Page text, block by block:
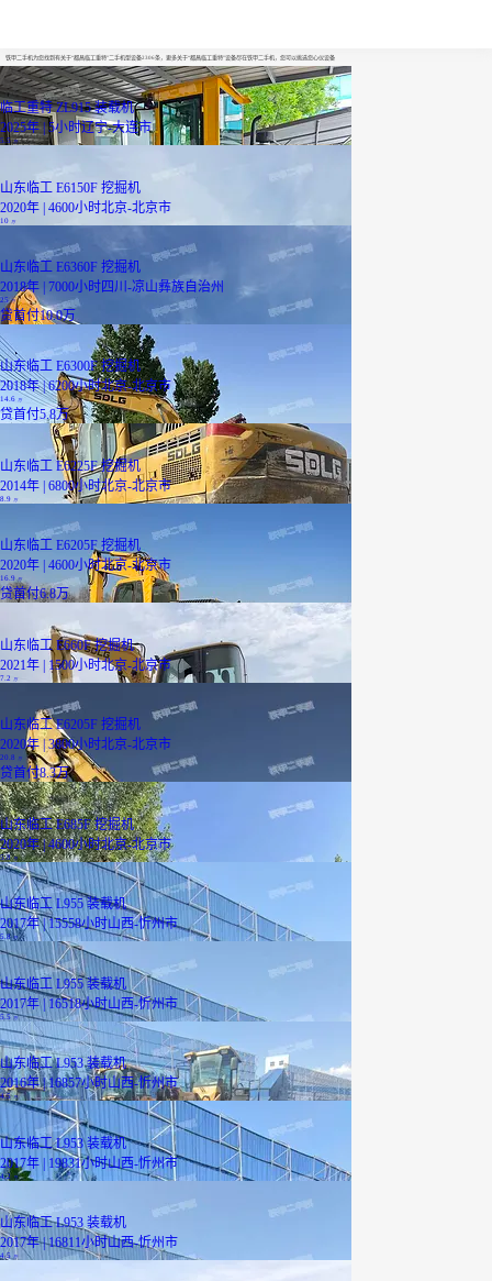
铁甲二手机为您找到有关于“都昌临工重特”二手机型设备2306条，更多关于“都昌临工重特”设备尽在铁甲二手机，您可以挑选您心仪设备
临工重特 ZL915 装载机
2025年 | 5小时辽宁-大连市
5.5万
山东临工 E6150F 挖掘机
2020年 | 4600小时北京-北京市
10
山东临工 E6360F 挖掘机
2018年 | 7000小时四川-凉山彝族自治州
25万
贷首付10.0万
山东临工 E6300F 挖掘机
2018年 | 6200小时北京-北京市
14.6 万
贷首付5.8万
山东临工 E6225F 挖掘机
2014年 | 6800小时北京-北京市
8.9 万
山东临工 E6205F 挖掘机
2020年 | 4600小时北京-北京市
16.9 万
贷首付6.8万
山东临工 E660F 挖掘机
2021年 | 1500小时北京-北京市
7.2 万
山东临工 E6205F 挖掘机
2020年 | 3800小时北京-北京市
20.8 万
贷首付8.3万
山东临工 E685F 挖掘机
2020年 | 4600小时北京-北京市
5.8万
山东临工 L955 装载机
2017年 | 15558小时山西-忻州市
5.8万
山东临工 L955 装载机
2017年 | 16518小时山西-忻州市
5.5
山东临工 L953 装载机
2016年 | 16857小时山西-忻州市
4.5万
山东临工 L953 装载机
2017年 | 19831小时山西-忻州市
4.2 万
山东临工 L953 装载机
2017年 | 16811小时山西-忻州市
4.5 万